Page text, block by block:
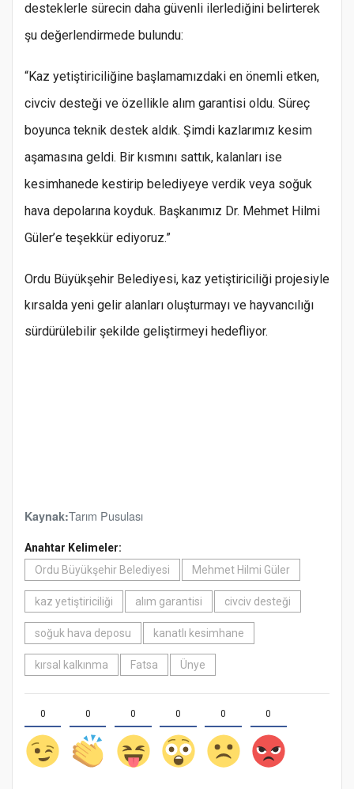
desteklerle sürecin daha güvenli ilerlediğini belirterek
şu değerlendirmede bulundu:
“Kaz yetiştiriciliğine başlamamızdaki en önemli etken,
civciv desteği ve özellikle alım garantisi oldu. Süreç
boyunca teknik destek aldık. Şimdi kazlarımız kesim
aşamasına geldi. Bir kısmını sattık, kalanları ise
kesimhanede kestirip belediyeye verdik veya soğuk
hava depolarına koyduk. Başkanımız Dr. Mehmet Hilmi
Güler’e teşekkür ediyoruz.”
Ordu Büyükşehir Belediyesi, kaz yetiştiriciliği projesiyle
kırsalda yeni gelir alanları oluşturmayı ve hayvancılığı
sürdürülebilir şekilde geliştirmeyi hedefliyor.
Kaynak:Tarım Pusulası
Anahtar Kelimeler:
Ordu Büyükşehir Belediyesi
Mehmet Hilmi Güler
kaz yetiştiriciliği alım garantisi civciv desteği
soğuk hava deposu kanatlı kesimhane
kırsal kalkınma Fatsa Ünye
0 0 0 0 0 0